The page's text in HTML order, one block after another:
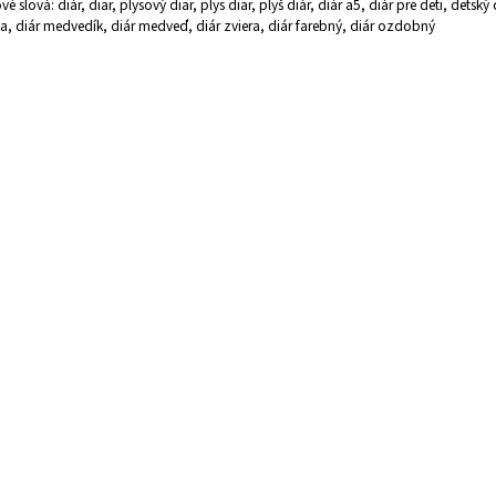
slová: diár, diar, plysový diar, plys diar, plyš diár, diár a5, diár pre deti, detský
diár medvedík, diár medveď, diár zviera, diár farebný, diár ozdobný